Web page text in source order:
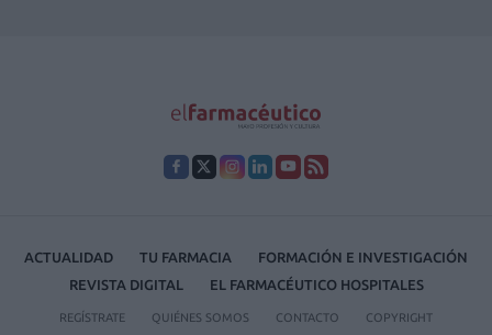
ACTUALIDAD TU FARMACIA
FORMACIÓN E INVESTIGACIÓN
REVISTA DIGITAL
EL FARMACÉUTICO HOSPITALES
REGÍSTRATE QUIÉNES SOMOS CONTACTO COPYRIGHT